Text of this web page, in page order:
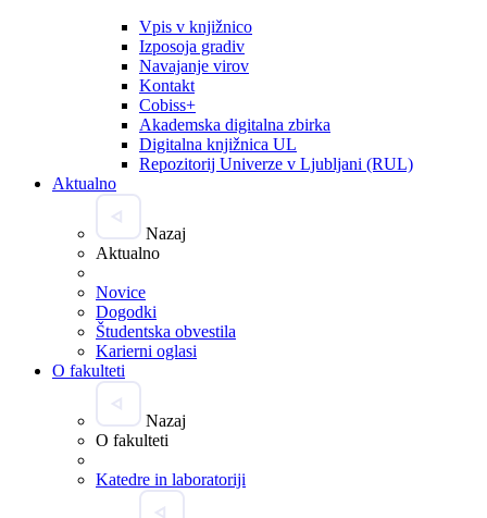
Vpis v knjižnico
Izposoja gradiv
Navajanje virov
Kontakt
Cobiss+
Akademska digitalna zbirka
Digitalna knjižnica UL
Repozitorij Univerze v Ljubljani (RUL)
Aktualno
Nazaj
Aktualno
Novice
Dogodki
Študentska obvestila
Karierni oglasi
O fakulteti
Nazaj
O fakulteti
Katedre in laboratoriji